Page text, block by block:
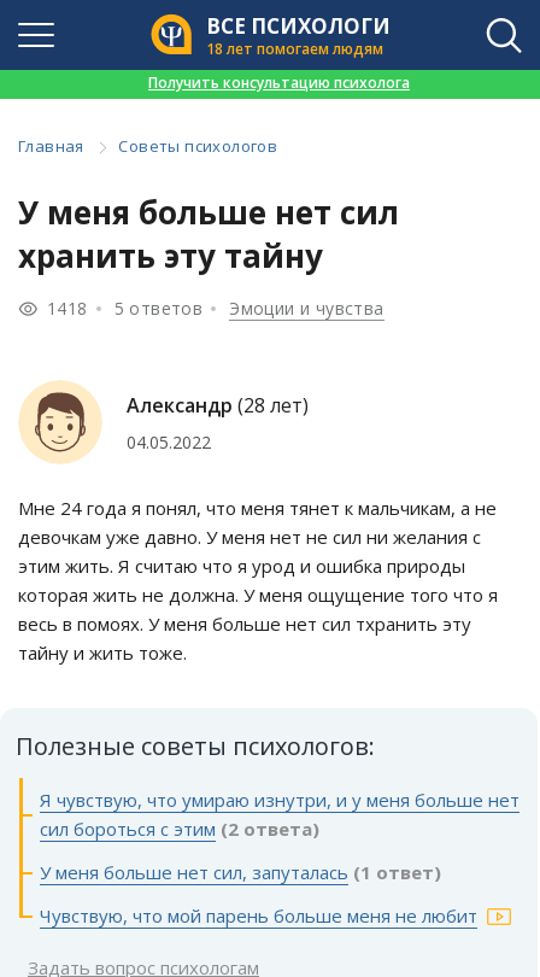
ВСЕ ПСИХОЛОГИ
18 лет помогаем людям
Получить консультацию психолога
Главная Советы психологов
У меня больше нет сил
хранить эту тайну
1418 5 ответов Эмоции и чувства
Александр (28 лет)
04.05.2022
Мне 24 года я понял, что меня тянет к мальчикам, а не
девочкам уже давно. У меня нет не сил ни желания с
этим жить. Я считаю что я урод и ошибка природы
которая жить не должна. У меня ощущение того что я
весь в помоях. У меня больше нет сил тхранить эту
тайну и жить тоже.
Полезные советы психологов:
Я чувствую, что умираю изнутри, и у меня больше нет
сил бороться с этим (2 ответа)
У меня больше нет сил, запуталась (1 ответ)
Чувствую, что мой парень больше меня не любит
Задать вопрос психологам